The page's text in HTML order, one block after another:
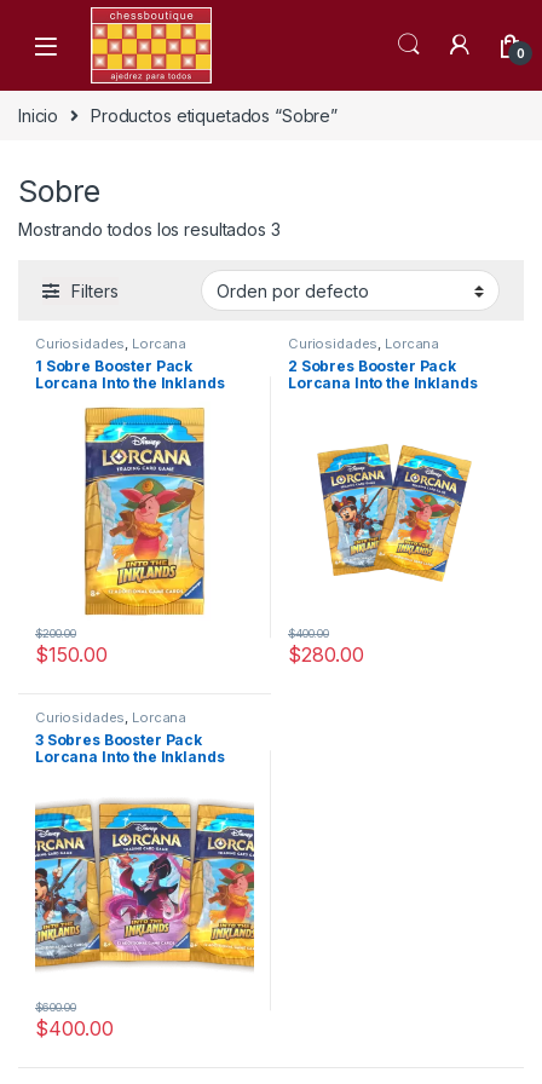
Skip to navigation
Skip to content
0
Inicio Productos etiquetados “Sobre”
Sobre
Mostrando todos los resultados 3
Filters
Curiosidades, Lorcana
1 Sobre Booster Pack
Lorcana Into the Inklands
$150.00
$200.00
Curiosidades, Lorcana
2 Sobres Booster Pack
Lorcana Into the Inklands
$280.00
$400.00
Curiosidades, Lorcana
3 Sobres Booster Pack
Lorcana Into the Inklands
$400.00
$600.00